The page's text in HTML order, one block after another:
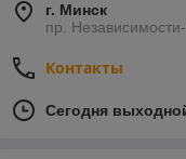
г. Минск
пр.
Контакты
Сегодня